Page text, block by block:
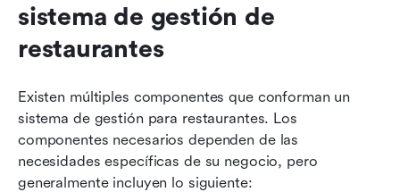
sistema de gestión de
restaurantes
Existen múltiples componentes que conforman un
sistema de gestión para restaurantes. Los
componentes necesarios dependen de las
necesidades específicas de su negocio, pero
generalmente incluyen lo siguiente: